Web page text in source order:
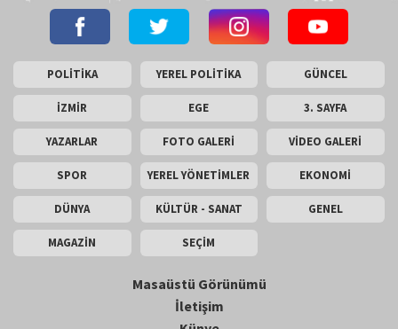
POLİTİKA YEREL POLİTİKA GÜNCEL
İZMİR EGE 3. SAYFA
YAZARLAR FOTO GALERİ VİDEO GALERİ
SPOR YEREL YÖNETİMLER EKONOMİ
DÜNYA KÜLTÜR - SANAT GENEL
MAGAZİN SEÇİM
Masaüstü Görünümü
İletişim